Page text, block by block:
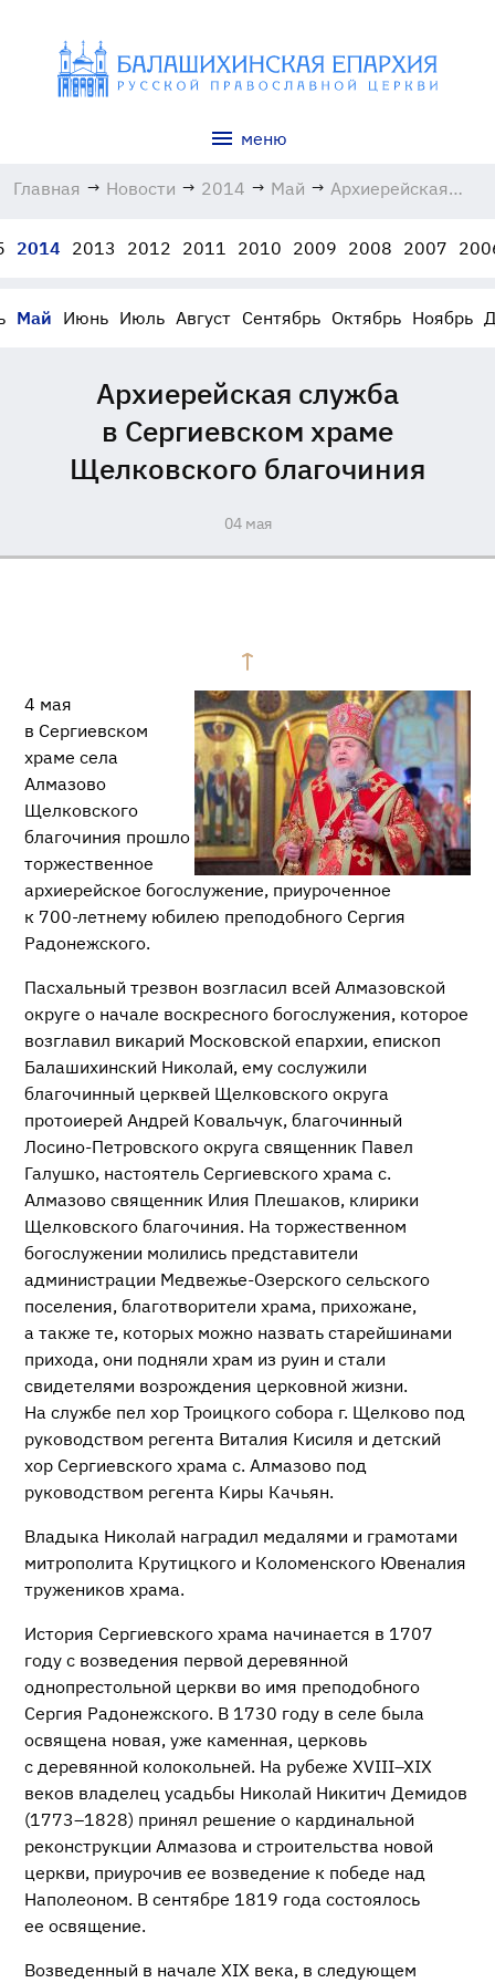
меню
Главная → Новости → 2014 → Май → Архиерейская
храме
04.05.2014
2014 2013 2012 2011 2010 2009 2008 2007
Май Июнь Июль Август Сентябрь Октябрь Ноябрь
Архиерейская служба
в Сергиевском храме
Щелковского благочиния
04 мая
4 мая
в Сергиевском
храме села
Алмазово
Щелковского
благочиния прошло
торжественное
архиерейское богослужение, приуроченное
к 700-летнему юбилею преподобного Сергия
Радонежского.
Пасхальный трезвон возгласил всей Алмазовской
округе о начале воскресного богослужения, которое
возглавил викарий Московской епархии, епископ
Балашихинский Николай, ему сослужили
благочинный церквей Щелковского округа
протоиерей Андрей Ковальчук, благочинный
Лосино-Петровского округа священник Павел
Галушко, настоятель Сергиевского храма с.
Алмазово священник Илия Плешаков, клирики
Щелковского благочиния. На торжественном
богослужении молились представители
администрации Медвежье-Озерского сельского
поселения, благотворители храма, прихожане,
а также те, которых можно назвать старейшинами
прихода, они подняли храм из руин и стали
свидетелями возрождения церковной жизни.
На службе пел хор Троицкого собора г. Щелково под
руководством регента Виталия Кисиля и детский
хор Сергиевского храма с. Алмазово под
руководством регента Киры Качьян.
Владыка Николай наградил медалями и грамотами
митрополита Крутицкого и Коломенского Ювеналия
тружеников храма.
История Сергиевского храма начинается в 1707
году с возведения первой деревянной
однопрестольной церкви во имя преподобного
Сергия Радонежского. В 1730 году в селе была
освящена новая, уже каменная, церковь
с деревянной колокольней. На рубеже XVIII–XIX
веков владелец усадьбы Николай Никитич Демидов
(1773–1828) принял решение о кардинальной
реконструкции Алмазова и строительства новой
церкви, приурочив ее возведение к победе над
Наполеоном. В сентябре 1819 года состоялось
ее освящение.
Возведенный в начале XIX века, в следующем